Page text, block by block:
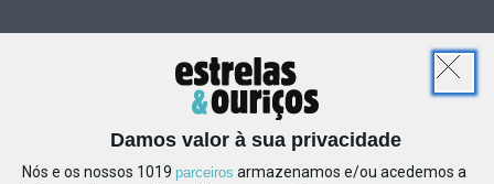
Damos valor à sua privacidade
Nós e os nossos 1019 parceiros armazenamos e/ou acedemos a